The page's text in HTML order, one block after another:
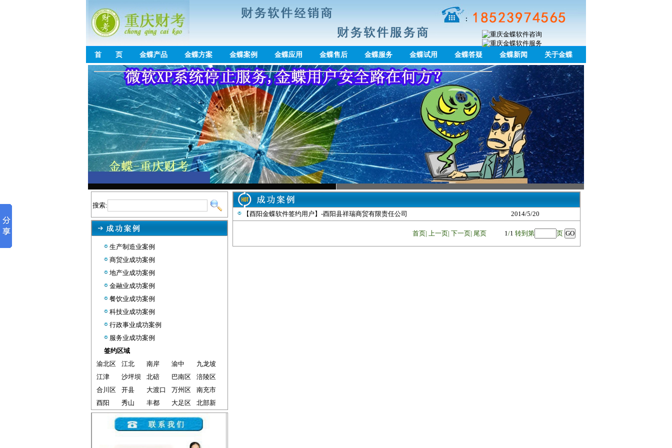
首 页 金蝶产品 金蝶方案 金蝶案例 金蝶应用 金蝶售后 金蝶服务 金蝶试用 金蝶答疑 金蝶新闻 关于金蝶
搜索:
生产制造业案例
商贸业成功案例
地产业成功案例
金融业成功案例
餐饮业成功案例
科技业成功案例
行政事业成功案例
服务业成功案例
签约区域
渝北区
江北 南岸 渝中
九龙坡
江津
沙坪坝 北碚 巴南区
涪陵区
合川区
开县 大渡口 万州区
南充市
酉阳
秀山 丰都 大足区
北部新
区
【酉阳金蝶软件签约用户】-酉阳县祥瑞商贸有限责任公司 2014/5/20
首页| 上一页| 下一页| 尾页 1/1 转到第 页